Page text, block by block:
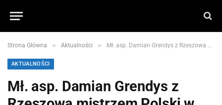
Strona Główna » Aktualności » Mł. asp. Damian Grendys z Rzeszowa mistrzem Polski w brazylijskim Jiu-jitsu
AKTUALNOŚCI
Mł. asp. Damian Grendys z